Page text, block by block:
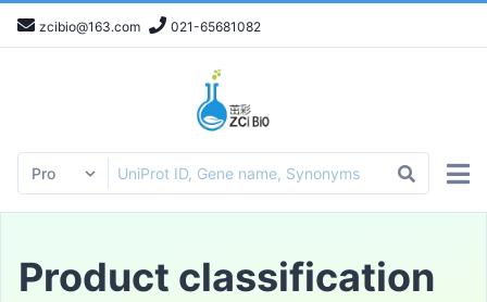
zcibio@163.com 021-65681082
Product classification